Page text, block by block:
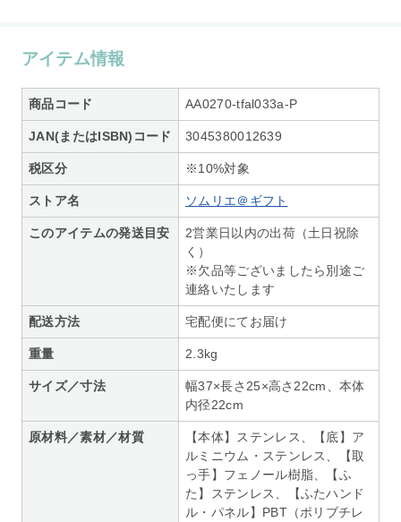
アイテム情報
商品コード AA0270-tfal033a-P
JAN(またはISBN)コード 3045380012639
税区分 ※10%対象
ストア名 ソムリエ＠ギフト
このアイテムの発送目安
2営業日以内の出荷（土日祝除
く）
※欠品等ございましたら別途ご
連絡いたします
配送方法 宅配便にてお届け
重量 2.3kg
サイズ／寸法
幅37×長さ25×高さ22cm、本体
内径22cm
原材料／素材／材質
【本体】ステンレス、【底】ア
ルミニウム・ステンレス、【取
っ手】フェノール樹脂、【ふ
た】ステンレス、【ふたハンド
ル・パネル】PBT（ポリブチレ